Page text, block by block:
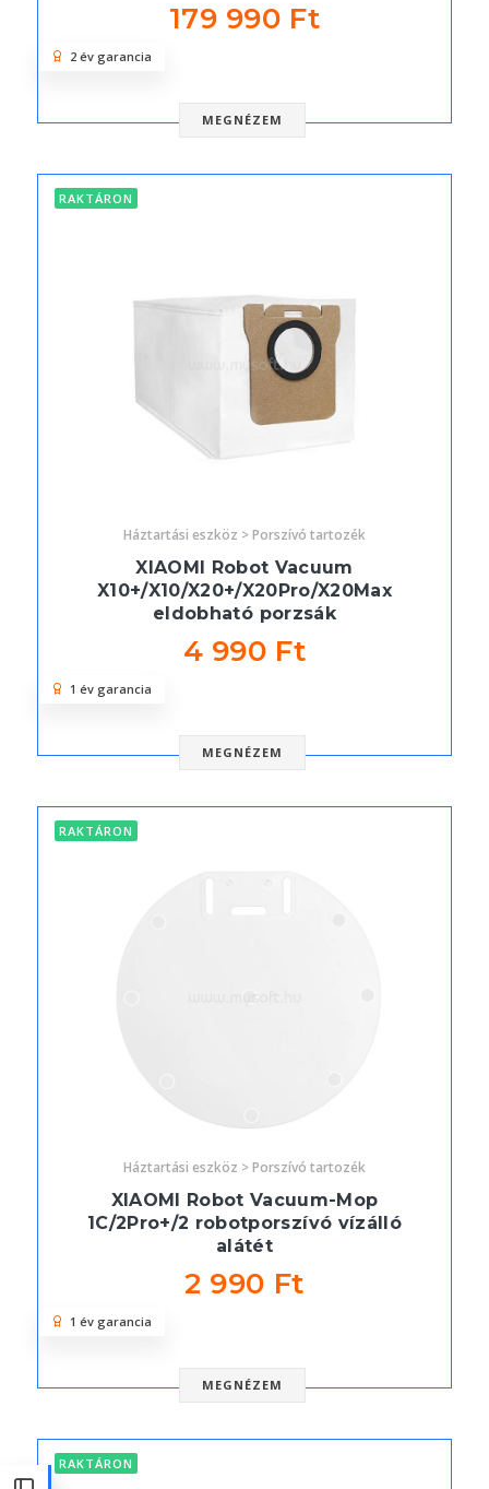
179 990 Ft
MEGNÉZEM
2 év garancia
RAKTÁRON
Háztartási eszköz > Porszívó tartozék
XIAOMI Robot Vacuum
X10+/X10/X20+/X20Pro/X20Max
eldobható porzsák
4 990 Ft
MEGNÉZEM
1 év garancia
RAKTÁRON
Háztartási eszköz > Porszívó tartozék
XIAOMI Robot Vacuum-Mop
1C/2Pro+/2 robotporszívó vízálló
alátét
2 990 Ft
MEGNÉZEM
1 év garancia
RAKTÁRON